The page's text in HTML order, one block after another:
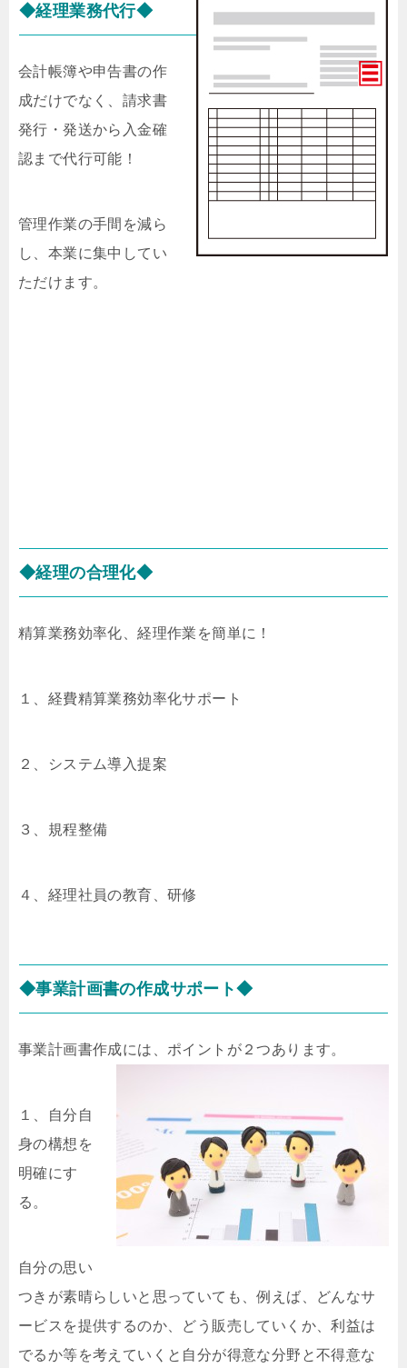
◆経理業務代行◆
会計帳簿や申告書の作
成だけでなく、請求書
発行・発送から入金確
認まで代行可能！
管理作業の手間を減ら
し、本業に集中してい
ただけます。
◆経理の合理化◆
精算業務効率化、経理作業を簡単に！
１、経費精算業務効率化サポート
２、システム導入提案
３、規程整備
４、経理社員の教育、研修
◆事業計画書の作成サポート◆
事業計画書作成には、ポイントが２つあります。
１、自分自
身の構想を
明確にす
る。
自分の思い
つきが素晴らしいと思っていても、例えば、どんなサ
ービスを提供するのか、どう販売していくか、利益は
でるか等を考えていくと自分が得意な分野と不得意な